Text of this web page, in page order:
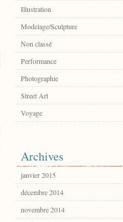
Illustration
Modelage/Sculpture
Non classé
Performance
Photographie
Street Art
Voyage
Archives
janvier 2015
décembre 2014
novembre 2014